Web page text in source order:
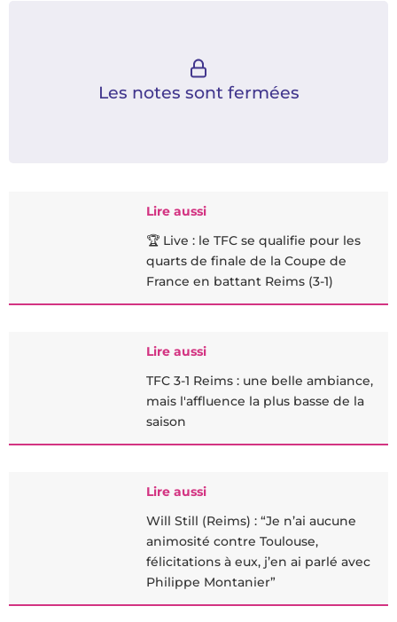
Les notes sont fermées
Lire aussi
🏆 Live : le TFC se qualifie pour les
quarts de finale de la Coupe de
France en battant Reims (3-1)
Lire aussi
TFC 3-1 Reims : une belle ambiance,
mais l'affluence la plus basse de la
saison
Lire aussi
Will Still (Reims) : “Je n’ai aucune
animosité contre Toulouse,
félicitations à eux, j’en ai parlé avec
Philippe Montanier”